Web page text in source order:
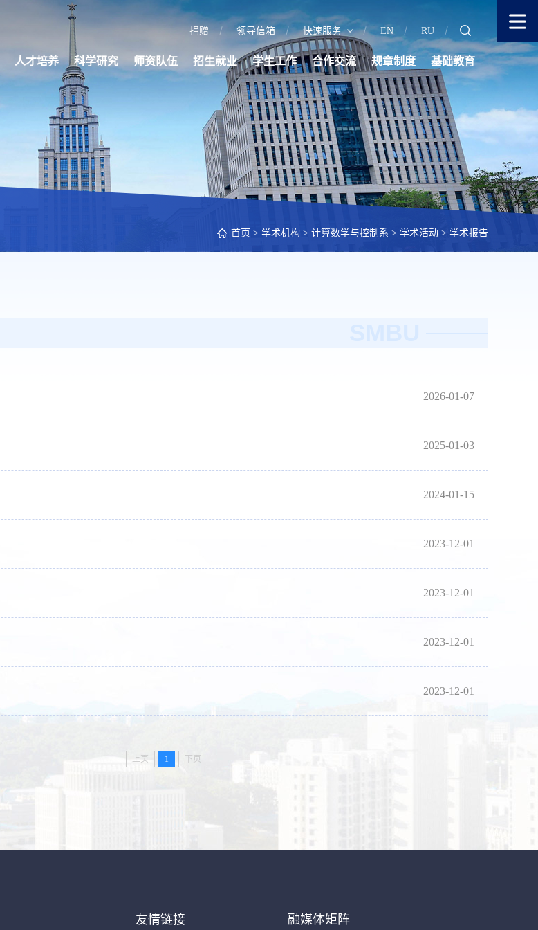
捐赠 领导信箱 快速服务 EN RU
人才培养 科学研究 师资队伍 招生就业 学生工作 合作交流 规章制度 基础教育
首页 > 学术机构 > 计算数学与控制系 > 学术活动 > 学术报告
2026-01-07
2025-01-03
2024-01-15
2023-12-01
2023-12-01
2023-12-01
2023-12-01
上页 1 下页
友情链接 融媒体矩阵